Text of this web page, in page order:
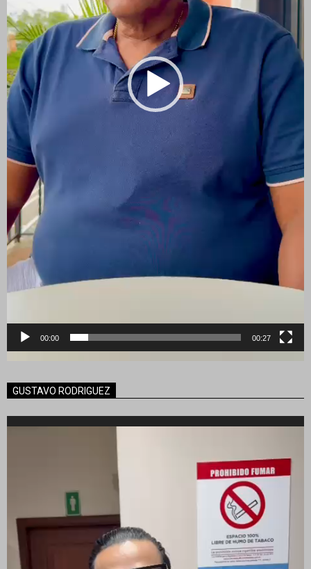
00:00 00:27
GUSTAVO RODRIGUEZ
Reproductor